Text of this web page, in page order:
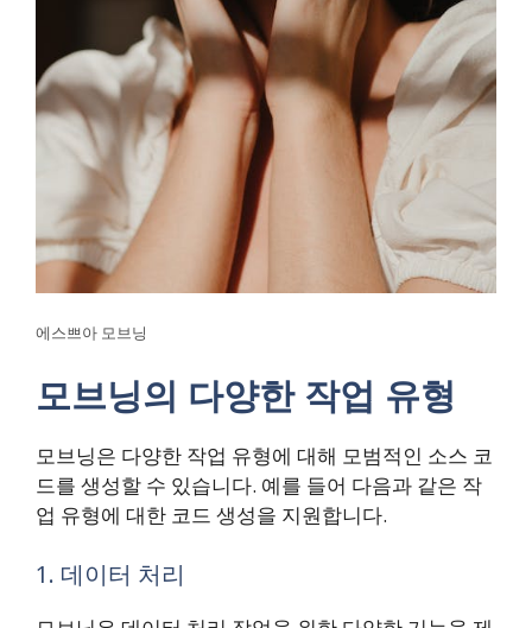
에스쁘아 모브닝
모브닝의 다양한 작업 유형
모브닝은 다양한 작업 유형에 대해 모범적인 소스 코
드를 생성할 수 있습니다. 예를 들어 다음과 같은 작
업 유형에 대한 코드 생성을 지원합니다.
1. 데이터 처리